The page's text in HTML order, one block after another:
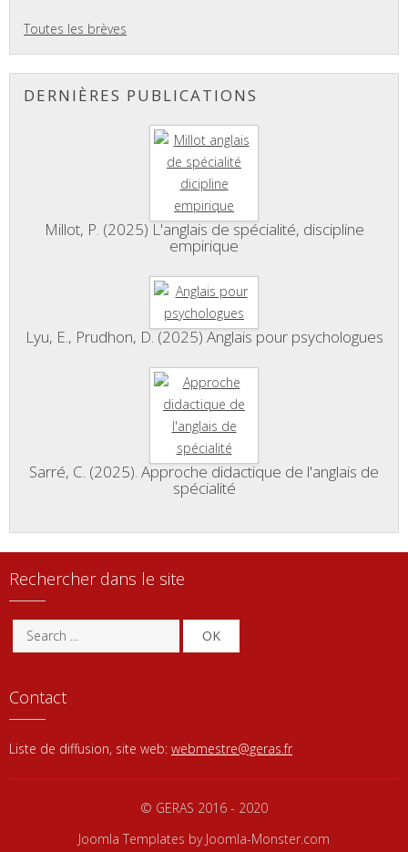
Toutes les brèves
DERNIÈRES PUBLICATIONS
Millot, P. (2025) L'anglais de spécialité, discipline
empirique
Lyu, E., Prudhon, D. (2025) Anglais pour psychologues
Sarré, C. (2025). Approche didactique de l'anglais de
spécialité
Rechercher dans le site
OK
Contact
Liste de diffusion, site web: webmestre@geras.fr
© GERAS 2016 - 2020
Joomla Templates by Joomla-Monster.com